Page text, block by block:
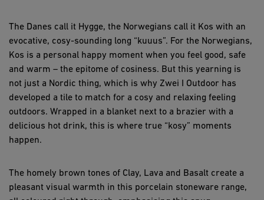
The Danes call it Hygge, the Norwegians call it Kos with an
evocative, cosy-sounding long “kuuus”. For the Norwegians,
Kos is a personal happy moment when you feel good, safe
and warm – the epitome of cosiness. But this yearning is
not just a Nordic thing, which is why Zwei I Outdoor has
developed a tile to match for a cosy and relaxing feeling
outdoors. Wrapped in a blanket next to a brazier with a
delicious hot drink, this is where true “kosy” moments
happen.
The homely brown tones of Clay, Lava and Basalt create a
pleasant visual warmth in this porcelain stoneware range,